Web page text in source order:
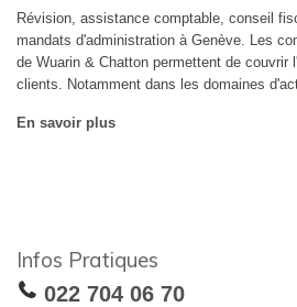
Révision, assistance comptable, conseil
mandats d'administration à Genève. Les
de Wuarin & Chatton permettent de couvrir
clients. Notamment dans les domaines
En savoir plus
Infos Pratiques
022 704 06 70